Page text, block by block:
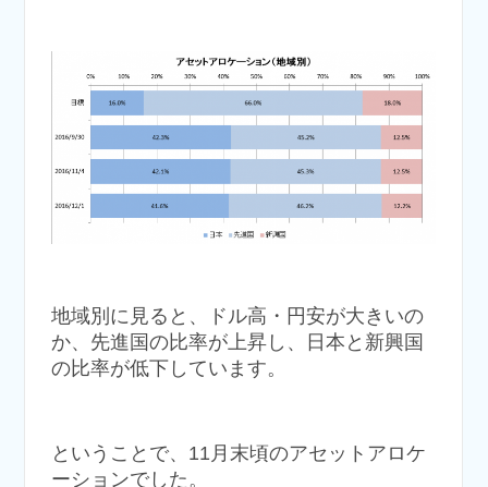
地域別に見ると、ドル高・円安が大きいの
か、先進国の比率が上昇し、日本と新興国
の比率が低下しています。
ということで、11月末頃のアセットアロケ
ーションでした。